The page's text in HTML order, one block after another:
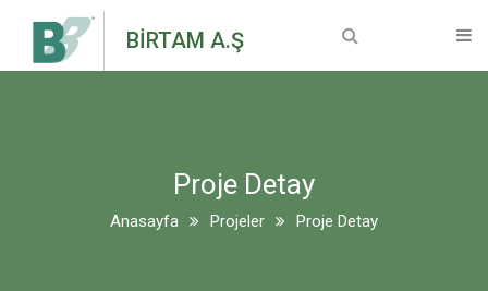
Anasayfa
Genel Müdür Mesajı
BİRTAM A.Ş
Proje Detay
Anasayfa Projeler Proje Detay